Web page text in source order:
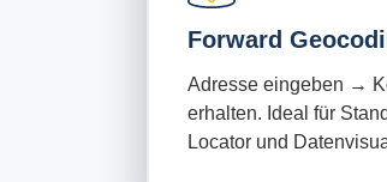
Forward
Adresse eingeben →
erhalten. Ideal für
Locator und